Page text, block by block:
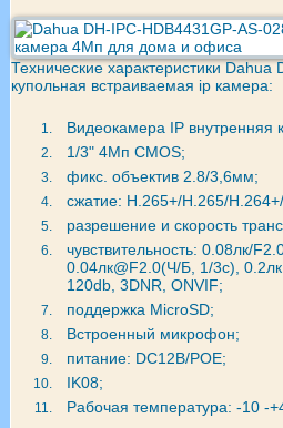
Технические характеристики
купольная встраиваемая ip камера:
Видеокамера IP внутренняя
1/3" 4Mп CMOS;
фикс. объектив 2.8/3,6мм;
сжатие: H.265+/H.265/
разрешение и скорость
чувствительность: 0.08лк/
0.04лк@F2.0(Ч/Б, 1/3с),
120db, 3DNR, ONVIF;
поддержка MicroSD;
Встроенный микрофон;
питание: DC12В/PОE;
IK08;
Рабочая температура: -10 -